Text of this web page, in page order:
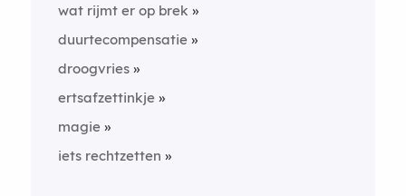
wat rijmt er op brek
duurtecompensatie
droogvries
ertsafzettinkje
magie
iets rechtzetten